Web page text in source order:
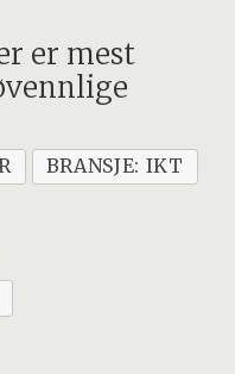
er mest
BRANSJE: IKT